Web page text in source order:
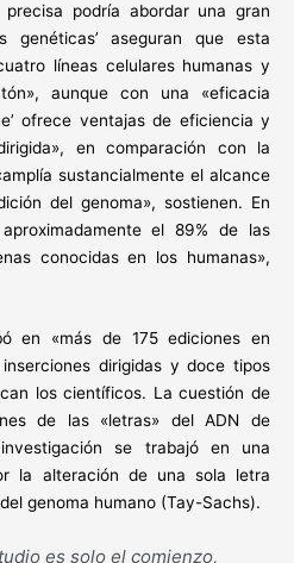
precisa podría abordar una gran
genéticas’ aseguran que esta
líneas celulares humanas y
aunque con una «eficacia
ofrece ventajas de eficiencia y
en comparación con la
sustancialmente el alcance
del genoma», sostienen. En
el 89% de las
conocidas en los humanas»,
en «más de 175 ediciones en
dirigidas y doce tipos
los científicos. La cuestión de
de las «letras» del ADN de
se trabajó en una
la alteración de una sola letra
genoma humano (Tay-Sachs).
es solo el comienzo,